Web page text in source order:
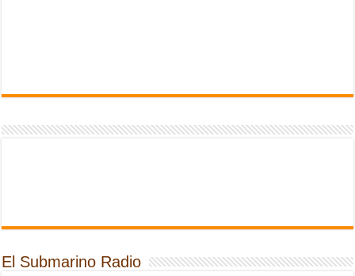
El Submarino Radio